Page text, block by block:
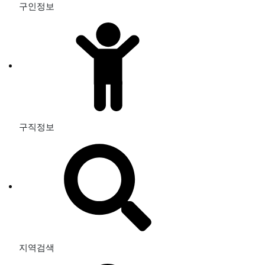
구인정보
구직정보
지역검색